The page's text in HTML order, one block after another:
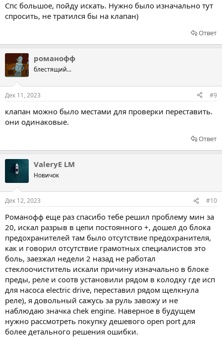
Спс большое, пойду искать. Нужно было изначально тут
спросить, не тратился бы на клапан)
Ответ
романофф
блестящий...
Дек 11, 2023 #9
клапан можно было местами для проверки переставить.
они одинаковые.
Ответ
ValeryE LM
Новичок
Дек 12, 2023 #10
Романофф еще раз спасибо тебе решил проблему мин за
20, искал разрыв в цепи постоянного +, дошел до блока
предохранителей там было отсутствие предохранителя,
как и говорил отсутствие грамотных специалистов это
боль, заезжал недели 2 назад не работал
стеклоочиститель искали причину изначально в блоке
преды, реле и соотв установили рядом в колодку где исп
для насоса electric drive, переставил рядом щелкнула
реле), я довольный сажусь за руль завожу и не
наблюдаю значка chek engine. Наверное в будущем
нужно рассмотреть покупку дешевого open port для
более детального решения ошибки.